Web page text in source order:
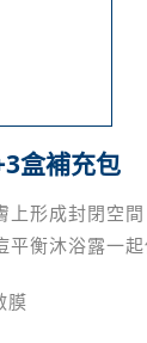
盒補充包
形成封閉空
衡沐浴露一起
膜